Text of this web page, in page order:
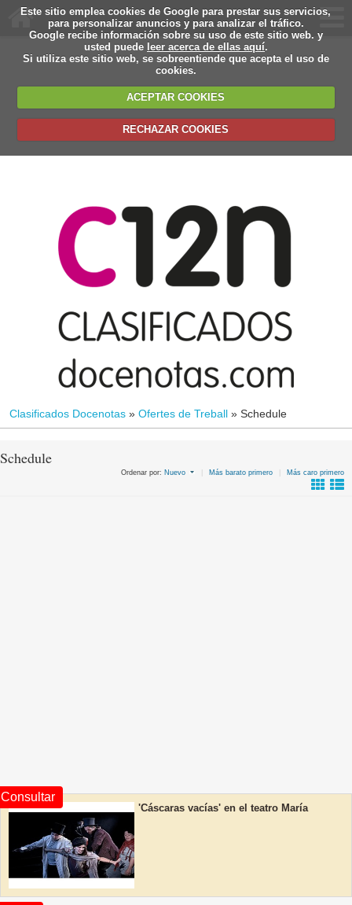
Este sitio emplea cookies de Google para prestar sus servicios,
para personalizar anuncios y para analizar el tráfico.
Google recibe información sobre su uso de este sitio web. y
usted puede leer acerca de ellas aquí.
Si utiliza este sitio web, se sobreentiende que acepta el uso de
cookies.
ACEPTAR COOKIES
RECHAZAR COOKIES
Clasificados Docenotas » Ofertes de Treball » Schedule
Schedule
Ordenar por: Nuevo Más barato primero Más caro primero
Consultar
'Cáscaras vacías' en el teatro María